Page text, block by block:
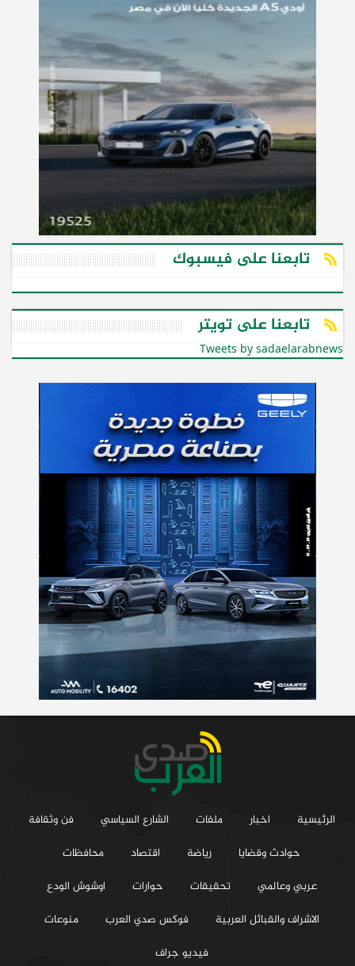
تابعنا على فيسبوك
تابعنا على تويتر
Tweets by sadaelarabnews
الرئيسية اخبار ملفات الشارع السياسي
فن وثقافة
حوادث وقضايا
رياضة اقتصاد
محافظات
عربي وعالمي
تحقيقات حوارات
اوشوش الودع
الاشراف والقبائل العربية
فوكس صدي العرب
منوعات
فيديو جراف